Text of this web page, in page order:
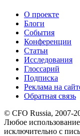
О проекте
Блоги
События
Конференции
Статьи
Исследования
Глоссарий
Подписка
Реклама на
Обратная связь
© CFO Russia, 2007-
Любое
исключительно с